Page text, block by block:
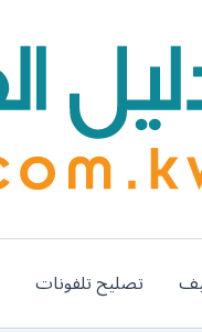
تصليح تلفونات